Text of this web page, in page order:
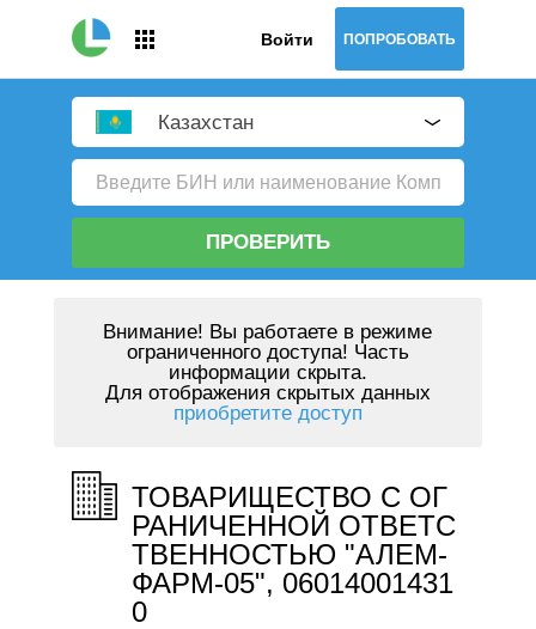
Войти ПОПРОБОВАТЬ
Казахстан
ПРОВЕРИТЬ
Внимание! Вы работаете в режиме
ограниченного доступа! Часть
информации скрыта.
Для отображения скрытых данных
приобретите доступ
ТОВАРИЩЕСТВО С ОГ
РАНИЧЕННОЙ ОТВЕТС
ТВЕННОСТЬЮ "АЛЕМ-
ФАРМ-05", 06014001431
0